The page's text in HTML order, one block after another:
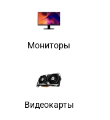
Мониторы
Видеокарты